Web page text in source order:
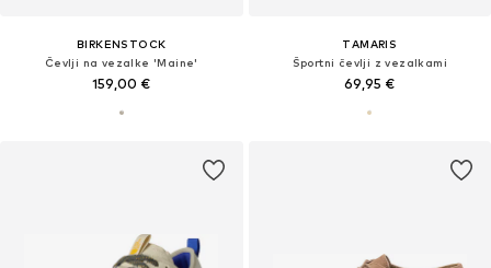
BIRKENSTOCK
Čevlji na vezalke 'Maine'
159,00 €
TAMARIS
Športni čevlji z vezalkami
69,95 €